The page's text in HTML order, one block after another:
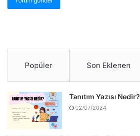
Popüler Son Eklenen
Tanıtım Yazısı Nedir?
02/07/2024